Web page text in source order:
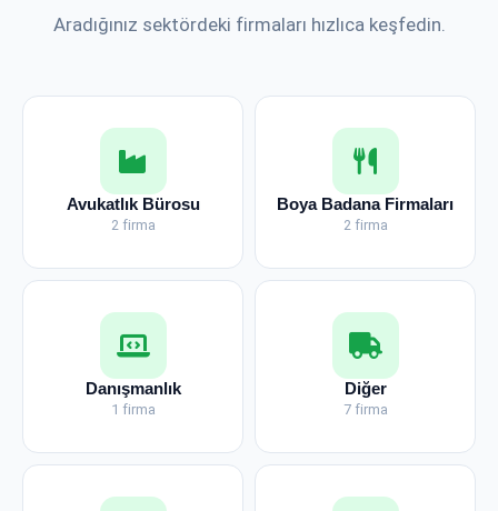
Aradığınız sektördeki firmaları hızlıca keşfedin.
Avukatlık Bürosu
2 firma
Boya Badana Firmaları
2 firma
Danışmanlık
1 firma
Diğer
7 firma